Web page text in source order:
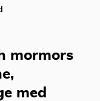
mormors
med